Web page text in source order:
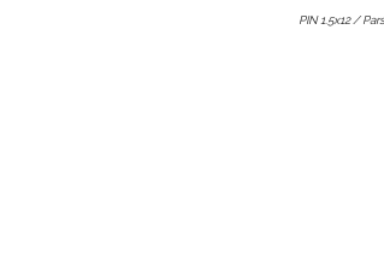
PIN 1.5x12 /